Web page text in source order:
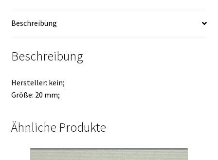
Beschreibung
Beschreibung
Hersteller: kein;
Größe: 20 mm;
Ähnliche Produkte